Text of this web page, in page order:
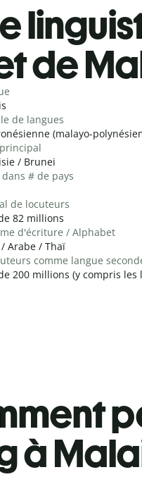
de
de langues
(malayo-
/ Brunei
dans # de pays
de locuteurs
82 millions
d'écriture / Alphabet
Arabe / Thaï
comme langue
200 millions (y compris
à